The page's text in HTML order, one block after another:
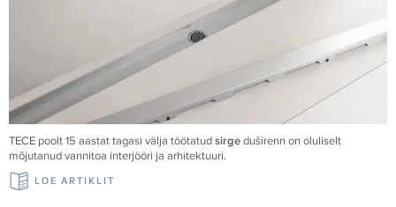
TECE poolt 15 aastat tagasi välja töötatudsirgeduširenn on oluliselt
mõjutanud vannitoa interjööri ja arhitektuuri.
LOE ARTIKLIT